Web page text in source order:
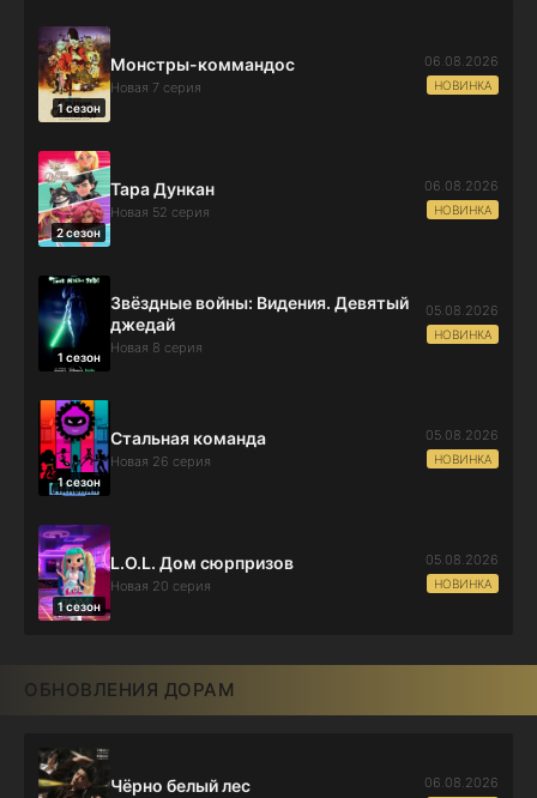
1 сезон
Монстры-коммандос
Новая 7 серия
06.08.2026
НОВИНКА
2 сезон
Тара Дункан
Новая 52 серия
06.08.2026
НОВИНКА
1 сезон
Звёздные войны: Видения. Девятый
джедай
Новая 8 серия
05.08.2026
НОВИНКА
1 сезон
Стальная команда
Новая 26 серия
05.08.2026
НОВИНКА
1 сезон
L.O.L. Дом сюрпризов
Новая 20 серия
05.08.2026
НОВИНКА
ОБНОВЛЕНИЯ ДОРАМ
Чёрно белый лес 06.08.2026